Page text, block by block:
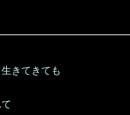
きてきても